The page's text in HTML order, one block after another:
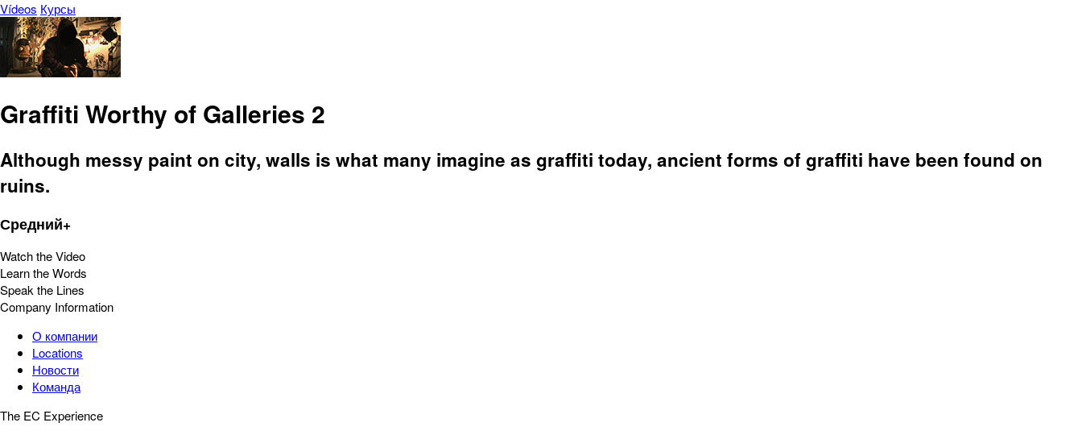
Vídeos Курсы
Graffiti Worthy of Galleries 2
Although messy paint on city, walls is what many imagine as graffiti today, ancient forms of graffiti have been found on
ruins.
Средний+
Watch the Video
Learn the Words
Speak the Lines
Company Information
О компании
Locations
Новости
Команда
The EC Experience